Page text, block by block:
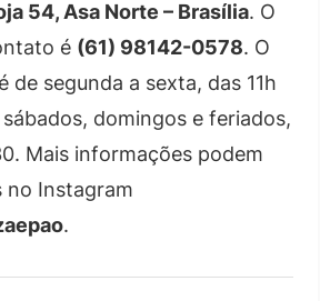
54, Asa Norte – Brasília. O
é (61) 98142-0578. O
de segunda a sexta, das 11h
domingos e feriados,
Mais informações podem
no Instagram
.